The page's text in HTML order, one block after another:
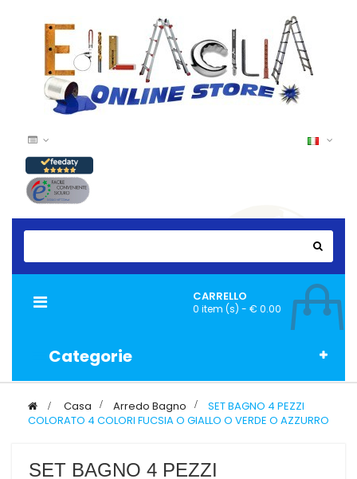
CARRELLO
0 item (s) - € 0.00
Categorie
Navigazione
> Casa > Arredo Bagno >
SET BAGNO 4 PEZZI
COLORATO 4 COLORI FUCSIA O GIALLO O VERDE O AZZURRO
SET BAGNO 4 PEZZI